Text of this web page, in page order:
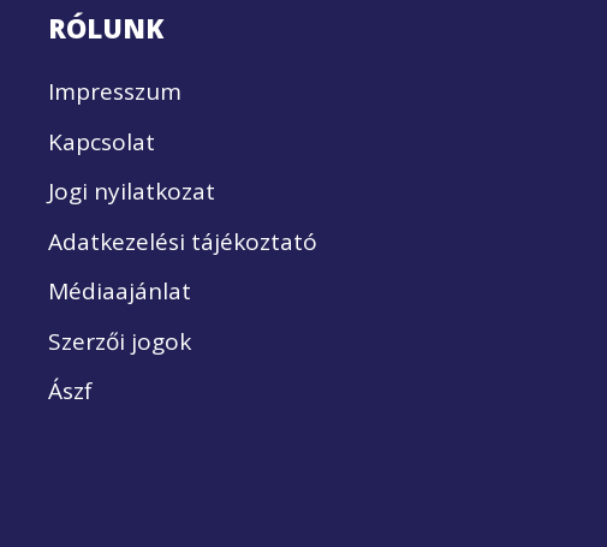
RÓLUNK
Impresszum
Kapcsolat
Jogi nyilatkozat
Adatkezelési tájékoztató
Médiaajánlat
Szerzői jogok
Ászf